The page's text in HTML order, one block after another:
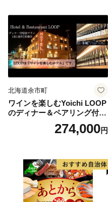
北海道余市町
ワインを楽しむYoichi LOOP
のディナー＆ペアリング付宿
泊プラン＜デラックスツイン
274,000円